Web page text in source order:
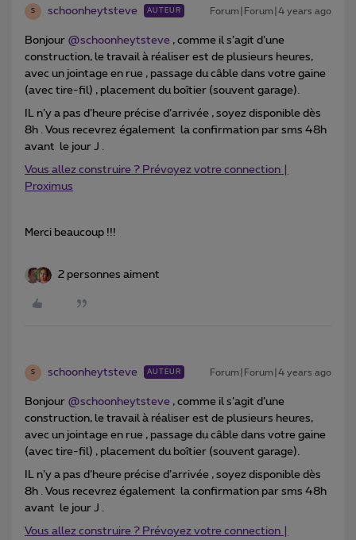
S schoonheytsteve AUTEUR Forum|Forum|4 years ago
Bonjour @schoonheytsteve , comme il s’agit d’une
construction, le travail à réaliser est de plusieurs heures,
avec un jointage en rue , passage du câble dans votre gaine
(avec tire-fil) , placement du boîtier (souvent garage).
IL n’y a pas d’heure précise d’arrivée , soyez disponible dès
8h . Vous recevrez également la confirmation par sms 48h
avant le jour J .
Vous allez construire ? Prévoyez votre connection |
Proximus
Merci beaucoup !!!
2 personnes aiment
S schoonheytsteve AUTEUR Forum|Forum|4 years ago
Bonjour @schoonheytsteve , comme il s’agit d’une
construction, le travail à réaliser est de plusieurs heures,
avec un jointage en rue , passage du câble dans votre gaine
(avec tire-fil) , placement du boîtier (souvent garage).
IL n’y a pas d’heure précise d’arrivée , soyez disponible dès
8h . Vous recevrez également la confirmation par sms 48h
avant le jour J .
Vous allez construire ? Prévoyez votre connection |